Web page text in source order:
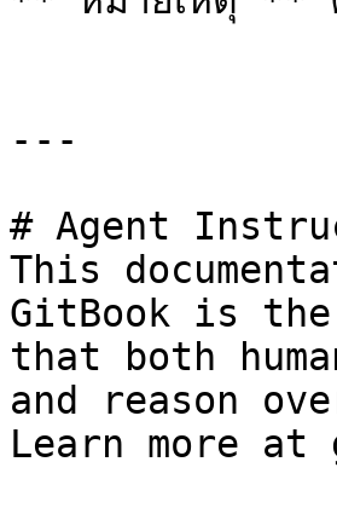
---
# Agent
This
GitBook is the
that both
and reason
Learn more at